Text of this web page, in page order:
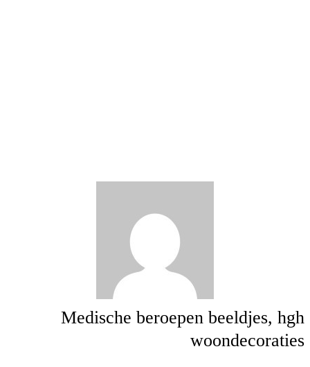
Medische beroepen beeldjes, hgh
woondecoraties